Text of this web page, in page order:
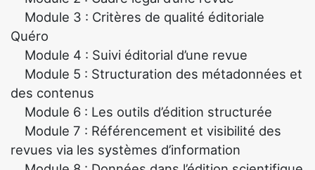
Module 3 : Critères de qualité éditoriale
Quéro
Module 4 : Suivi éditorial d’une revue
Module 5 : Structuration des métadonnées et
des contenus
Module 6 : Les outils d’édition structurée
Module 7 : Référencement et visibilité des
revues via les systèmes d’information